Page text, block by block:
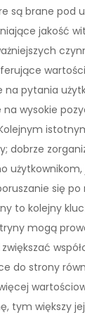
są brane pod
jakość
na pytania
na wysokie
dobrze
się po
to kolejny
mogą
do strony
tym większy